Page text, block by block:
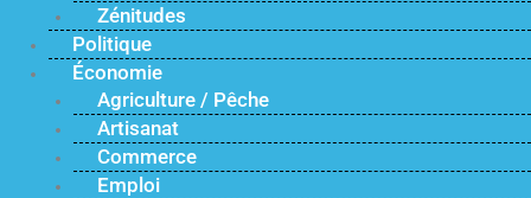
Zénitudes
Politique
Économie
Agriculture / Pêche
Artisanat
Commerce
Emploi